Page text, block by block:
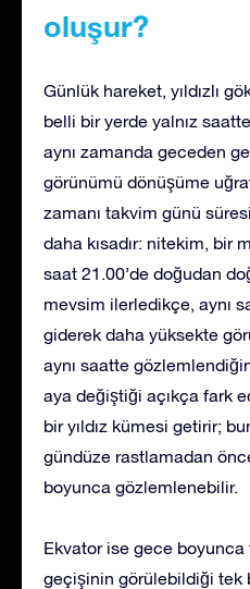
oluşur?
Günlük hareket, yıldızlı
belli bir yerde yalnız
aynı zamanda geceden
görünümü dönüşüme
zamanı takvim günü
daha kısadır: nitekim, bir
saat 21.00’de doğudan
mevsim ilerledikçe, aynı
giderek daha yüksekte
aynı saatte
aya değiştiği açıkça fark
bir yıldız kümesi getirir;
gündüze rastlamadan
boyunca gözlemlenebilir.
Ekvator ise gece boyunca
geçişinin görülebildiği tek